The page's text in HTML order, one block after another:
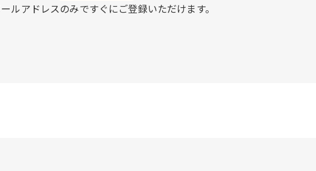
ールアドレスのみですぐにご登録いただけます。